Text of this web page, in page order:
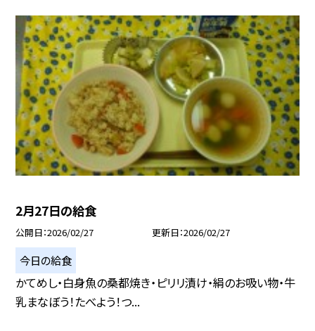
2月27日の給食
公開日 2026/02/27 更新日 2026/02/27
今日の給食
かてめし・白身魚の桑都焼き・ピリリ漬け・絹のお吸い物・牛
乳まなぼう！たべよう！つ...